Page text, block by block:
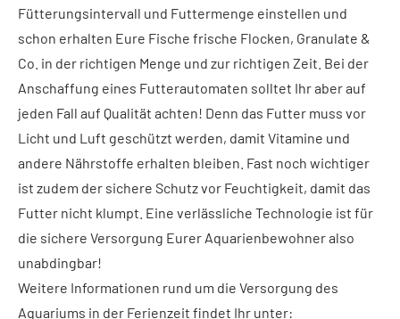
Fütterungsintervall und Futtermenge einstellen und
schon erhalten Eure Fische frische Flocken, Granulate &
Co. in der richtigen Menge und zur richtigen Zeit. Bei der
Anschaffung eines Futterautomaten solltet Ihr aber auf
jeden Fall auf Qualität achten! Denn das Futter muss vor
Licht und Luft geschützt werden, damit Vitamine und
andere Nährstoffe erhalten bleiben. Fast noch wichtiger
ist zudem der sichere Schutz vor Feuchtigkeit, damit das
Futter nicht klumpt. Eine verlässliche Technologie ist für
die sichere Versorgung Eurer Aquarienbewohner also
unabdingbar!
Weitere Informationen rund um die Versorgung des
Aquariums in der Ferienzeit findet Ihr unter: